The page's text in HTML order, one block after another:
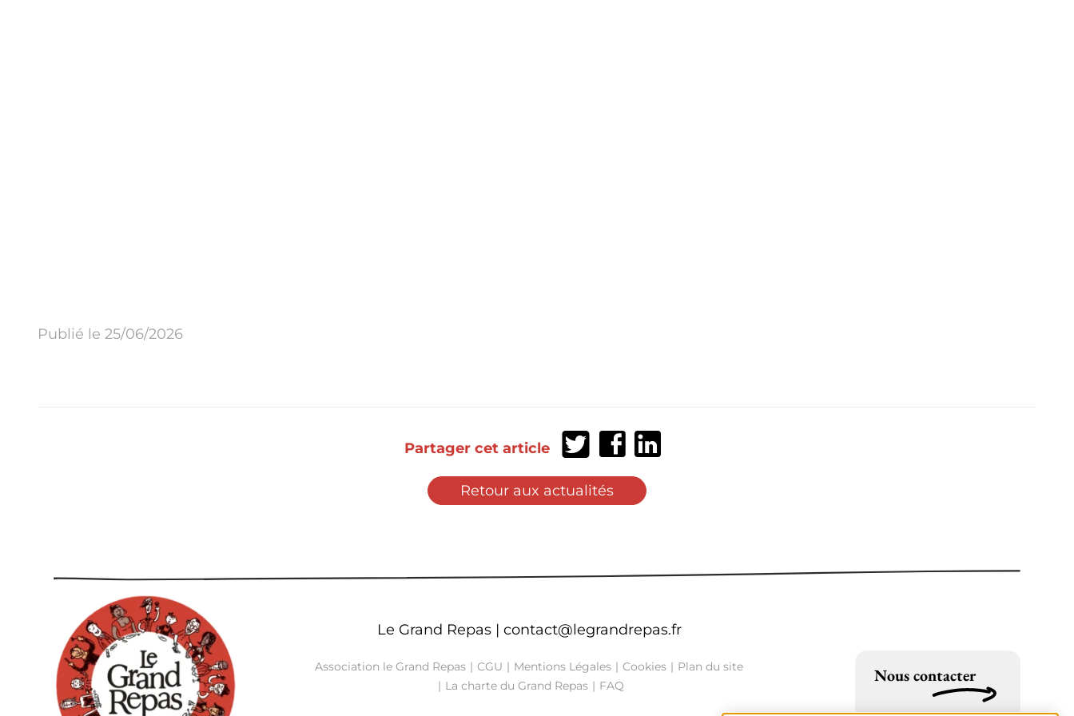
Publié le 25/06/2026
Partager cet article
Partager
sur
Twitter
Partager
sur
Facebook
Partager
sur
Retour aux actualités
Le Grand Repas | contact@legrandrepas.fr
Association le Grand Repas CGU Mentions Légales Cookies
Plan du site
La charte du Grand Repas
FAQ Nous contacter